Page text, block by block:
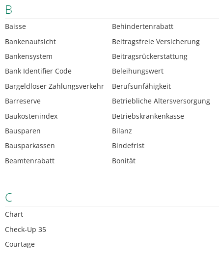
B
Baisse
Bankenaufsicht
Bankensystem
Bank Identifier Code
Bargeldloser Zahlungsverkehr
Barreserve
Baukostenindex
Bausparen
Bausparkassen
Beamtenrabatt
Behindertenrabatt
Beitragsfreie Versicherung
Beitragsrückerstattung
Beleihungswert
Berufsunfähigkeit
Betriebliche Altersversorgung
Betriebskrankenkasse
Bilanz
Bindefrist
Bonität
C
Chart
Check-Up 35
Courtage